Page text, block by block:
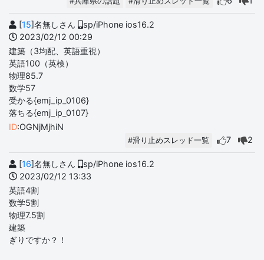
[15]名無しさん
sp/iPhone ios16.2
2023/02/12 00:29
建築（3均配、英語重視）
英語100（英検）
物理85.7
数学57
受かる{emj_ip_0106}
落ちる{emj_ip_0107}
ID:OGNjMjhiN
#滑り止めスレッド一覧 7 2
[16]名無しさん
sp/iPhone ios16.2
2023/02/12 13:33
英語4割
数学5割
物理7.5割
建築
ぎりですか？！